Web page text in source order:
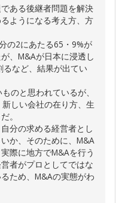
ある後継者問題を解決
ようになる考え方、方
の2にあたる65・9%が
、M&Aが日本に浸透し
など、結果が出てい
のと思われているが、
しい会社の在り方、生
。
分の求める経営者とし
か、そのために、M&A
際に地方でM&Aを行う
者がプロとしてではな
ため、M&Aの実態がわ